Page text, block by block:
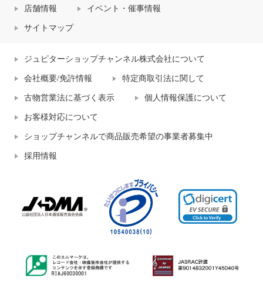
店舗情報 イベント・催事情報
サイトマップ
ジュピターショップチャンネル株式会社について
会社概要/免許情報 特定商取引法に関して
古物営業法に基づく表示 個人情報保護について
お客様対応について
ショップチャンネルで商品販売希望の事業者募集中
採用情報